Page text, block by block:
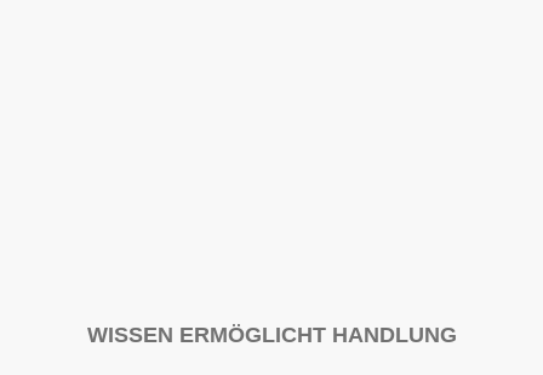
WISSEN ERMÖGLICHT HANDLUNG